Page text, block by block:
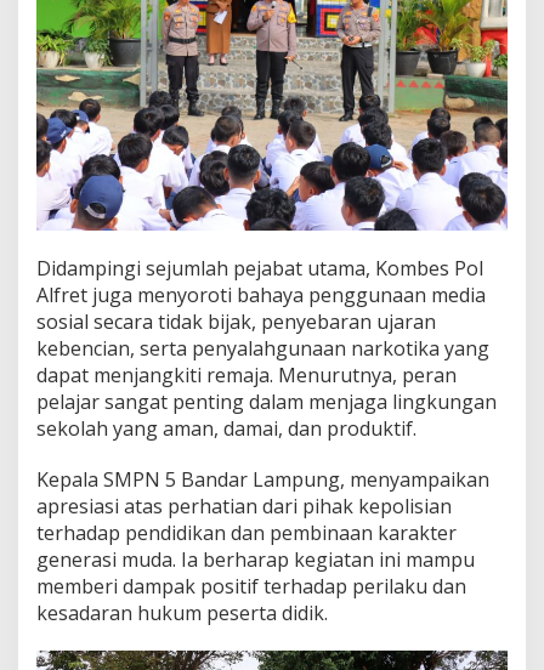
Didampingi sejumlah pejabat utama, Kombes Pol
Alfret juga menyoroti bahaya penggunaan media
sosial secara tidak bijak, penyebaran ujaran
kebencian, serta penyalahgunaan narkotika yang
dapat menjangkiti remaja. Menurutnya, peran
pelajar sangat penting dalam menjaga lingkungan
sekolah yang aman, damai, dan produktif.
Kepala SMPN 5 Bandar Lampung, menyampaikan
apresiasi atas perhatian dari pihak kepolisian
terhadap pendidikan dan pembinaan karakter
generasi muda. Ia berharap kegiatan ini mampu
memberi dampak positif terhadap perilaku dan
kesadaran hukum peserta didik.